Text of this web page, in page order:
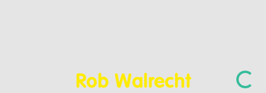
Rob Walrecht